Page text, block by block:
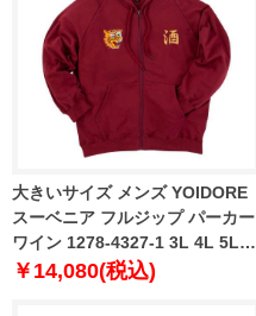
大きいサイズ メンズ YOIDORE
スーベニア フルジップ パーカー
ワイン 1278-4327-1 3L 4L 5L
6L
￥14,080(税込)